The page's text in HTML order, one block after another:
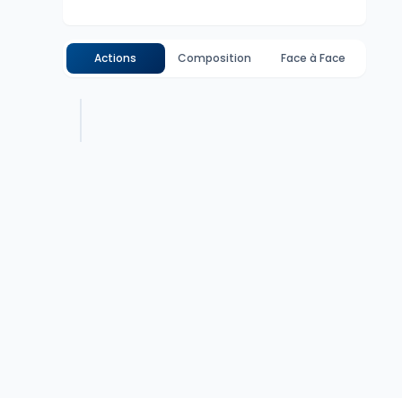
Actions Composition Face à Face